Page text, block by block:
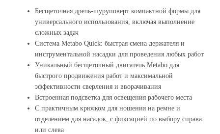
Бесщеточная дрель-шуруповерт компактной формы для
универсального использования, включая выполнение
сложных задач
Система Metabo Quick: быстрая смена держателя и
инструментальной насадки для проведения любых работ
Уникальный бесщеточный двигатель Metabo для
быстрого продвижения работ и максимальной
эффективности сверления и вворачивания
Встроенная подсветка для освещения рабочего места
С практичным крючком для ношения на ремне и
отделением для насадок, с фиксацией по выбору справа
или слева